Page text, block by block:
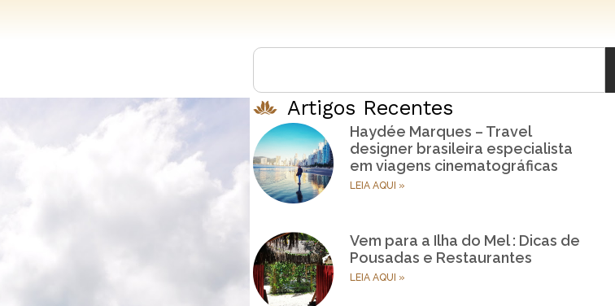
Artigos Recentes
Haydée Marques – Travel
designer brasileira especialista
em viagens cinematográficas
LEIA AQUI »
Vem para a Ilha do Mel : Dicas de
Pousadas e Restaurantes
LEIA AQUI »